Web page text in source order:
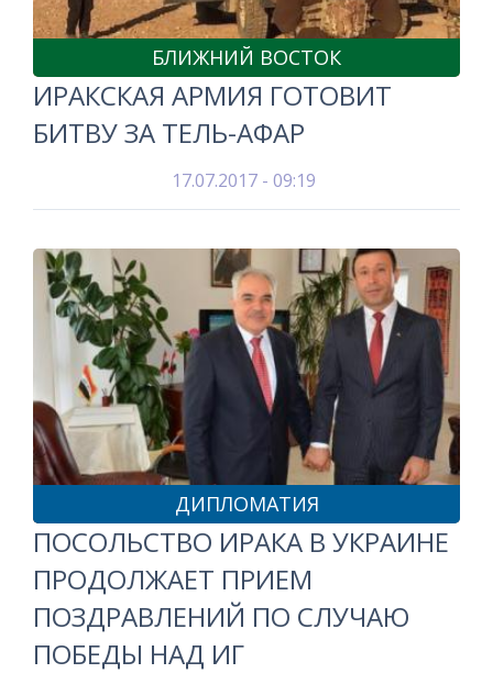
БЛИЖНИЙ ВОСТОК
ИРАКСКАЯ АРМИЯ ГОТОВИТ
БИТВУ ЗА ТЕЛЬ-АФАР
17.07.2017 - 09:19
ДИПЛОМАТИЯ
ПОСОЛЬСТВО ИРАКА В УКРАИНЕ
ПРОДОЛЖАЕТ ПРИЕМ
ПОЗДРАВЛЕНИЙ ПО СЛУЧАЮ
ПОБЕДЫ НАД ИГ